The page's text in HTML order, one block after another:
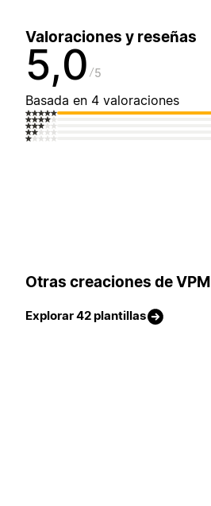
Valoraciones y reseñas
5,0 5
Basada en 4 valoraciones
Otras creaciones de VPM
Explorar 42 plantillas